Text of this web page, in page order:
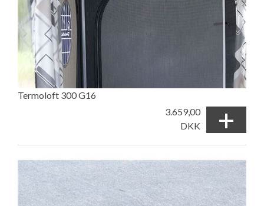
Termoloft 300 G16
3.659,00
DKK
+